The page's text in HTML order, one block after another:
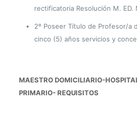
rectificatoria Resolución M. ED.
2º Poseer Título de Profesor/a
cinco (5) años servicios y
MAESTRO DOMICILIARIO-
PRIMARIO- REQUISITOS